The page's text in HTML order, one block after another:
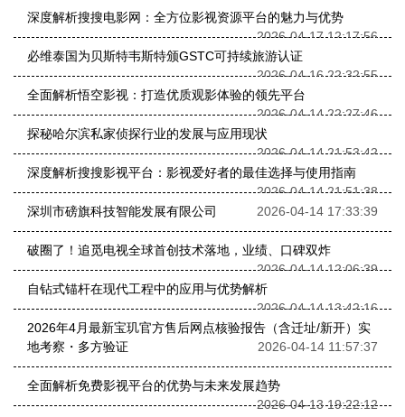
深度解析搜搜电影网：全方位影视资源平台的魅力与优势
2026-04-17 12:17:56
必维泰国为贝斯特韦斯特颁GSTC可持续旅游认证
2026-04-16 22:32:55
全面解析悟空影视：打造优质观影体验的领先平台
2026-04-14 22:27:46
探秘哈尔滨私家侦探行业的发展与应用现状
2026-04-14 21:53:42
深度解析搜搜影视平台：影视爱好者的最佳选择与使用指南
2026-04-14 21:51:38
深圳市磅旗科技智能发展有限公司
2026-04-14 17:33:39
破圈了！追觅电视全球首创技术落地，业绩、口碑双炸
2026-04-14 12:06:39
自钻式锚杆在现代工程中的应用与优势解析
2026-04-14 13:42:16
2026年4月最新宝玑官方售后网点核验报告（含迁址/新开）实
地考察・多方验证
2026-04-14 11:57:37
全面解析免费影视平台的优势与未来发展趋势
2026-04-13 19:22:12